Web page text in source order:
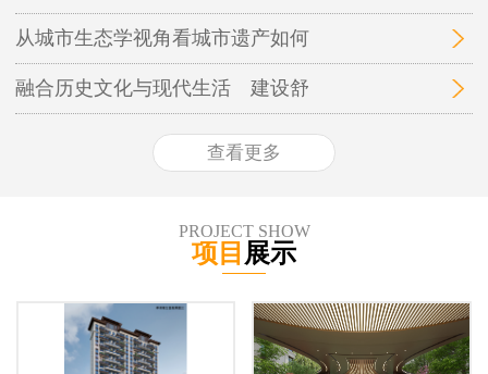
从城市生态学视角看城市遗产如何
融合历史文化与现代生活 建设舒
查看更多
PROJECT SHOW
项目 展示